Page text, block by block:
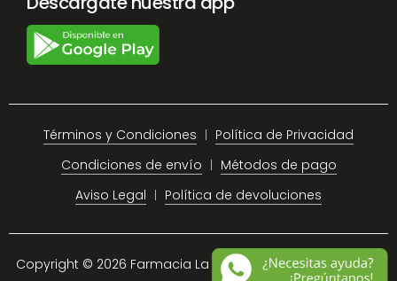
Términos y Condiciones
Política de Privacidad
Condiciones de envío
Métodos de pago
Aviso Legal
Política de devoluciones
Copyright © 2026 Farmacia La Plaza Chiclana. Site Map